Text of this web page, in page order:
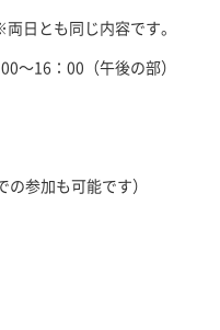
とも同じ内容です。
～16：00（午後の部）
参加も可能です）